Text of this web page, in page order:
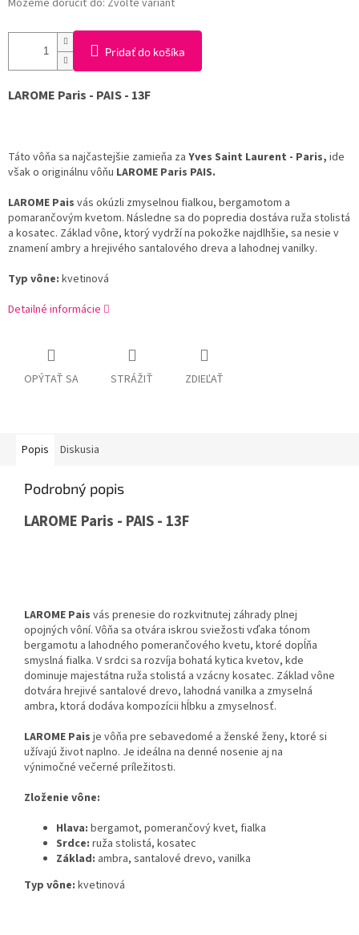
Môžeme doručiť do: Zvoľte variant
Pridať do košíka
LAROME Paris - PAIS - 13F
Táto vôňa sa najčastejšie zamieňa za Yves Saint Laurent - Paris, ide
však o originálnu vôňu LAROME Paris PAIS.
LAROME Pais vás okúzli zmyselnou fialkou, bergamotom a
pomarančovým kvetom. Následne sa do popredia dostáva ruža stolistá
a kosatec. Základ vône, ktorý vydrží na pokožke najdlhšie, sa nesie v
znamení ambry a hrejivého santalového dreva a lahodnej vanilky.
Typ vône: kvetinová
Detailné informácie
OPÝTAŤ SA STRÁŽIŤ ZDIEĽAŤ
Popis Diskusia
Podrobný popis
LAROME Paris - PAIS - 13F
LAROME Pais vás prenesie do rozkvitnutej záhrady plnej
opojných vôní. Vôňa sa otvára iskrou sviežosti vďaka tónom
bergamotu a lahodného pomerančového kvetu, ktoré dopĺňa
smyslná fialka. V srdci sa rozvíja bohatá kytica kvetov, kde
dominuje majestátna ruža stolistá a vzácny kosatec. Základ vône
dotvára hrejivé santalové drevo, lahodná vanilka a zmyselná
ambra, ktorá dodáva kompozícii hĺbku a zmyselnosť.
LAROME Pais je vôňa pre sebavedomé a ženské ženy, ktoré si
užívajú život naplno. Je ideálna na denné nosenie aj na
výnimočné večerné príležitosti.
Zloženie vône:
Hlava: bergamot, pomerančový kvet, fialka
Srdce: ruža stolistá, kosatec
Základ: ambra, santalové drevo, vanilka
Typ vône: kvetinová